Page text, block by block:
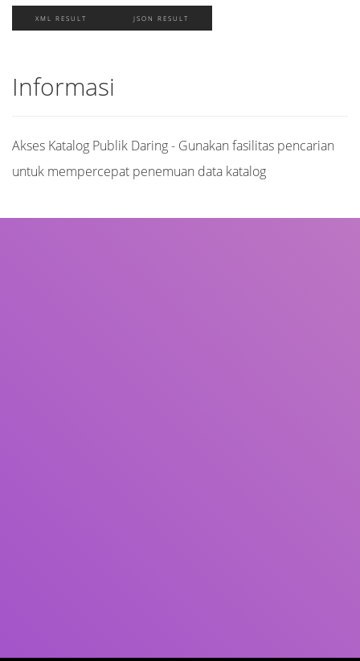
XML RESULT JSON RESULT
Informasi
Akses Katalog Publik Daring - Gunakan fasilitas pencarian
untuk mempercepat penemuan data katalog